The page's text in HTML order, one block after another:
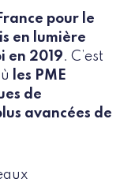
pour le
en lumière
en 2019. C’est
les PME
de
avancées de